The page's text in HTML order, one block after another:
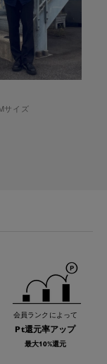
サイズ
会員ランクによって
Pt還元率アップ
最大10%還元